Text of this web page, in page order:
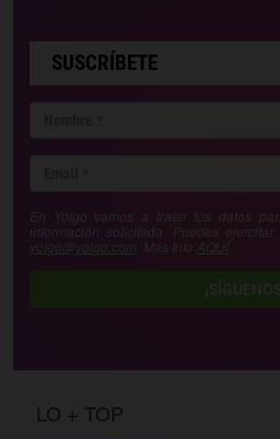
SUSCRÍBETE
En Yoigo vamos a tratar tus datos
información solicitada. Puedes
yoigo@yoigo.com . Más Info AQUÍ
LO + TOP